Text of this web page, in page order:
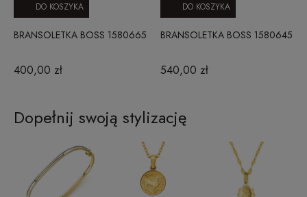
BRANSOLETKA BOSS 1580665
400,00 zł
DO KOSZYKA
BRANSOLETKA BOSS 1580645
540,00 zł
DO KOSZYKA
Dopełnij swoją stylizację